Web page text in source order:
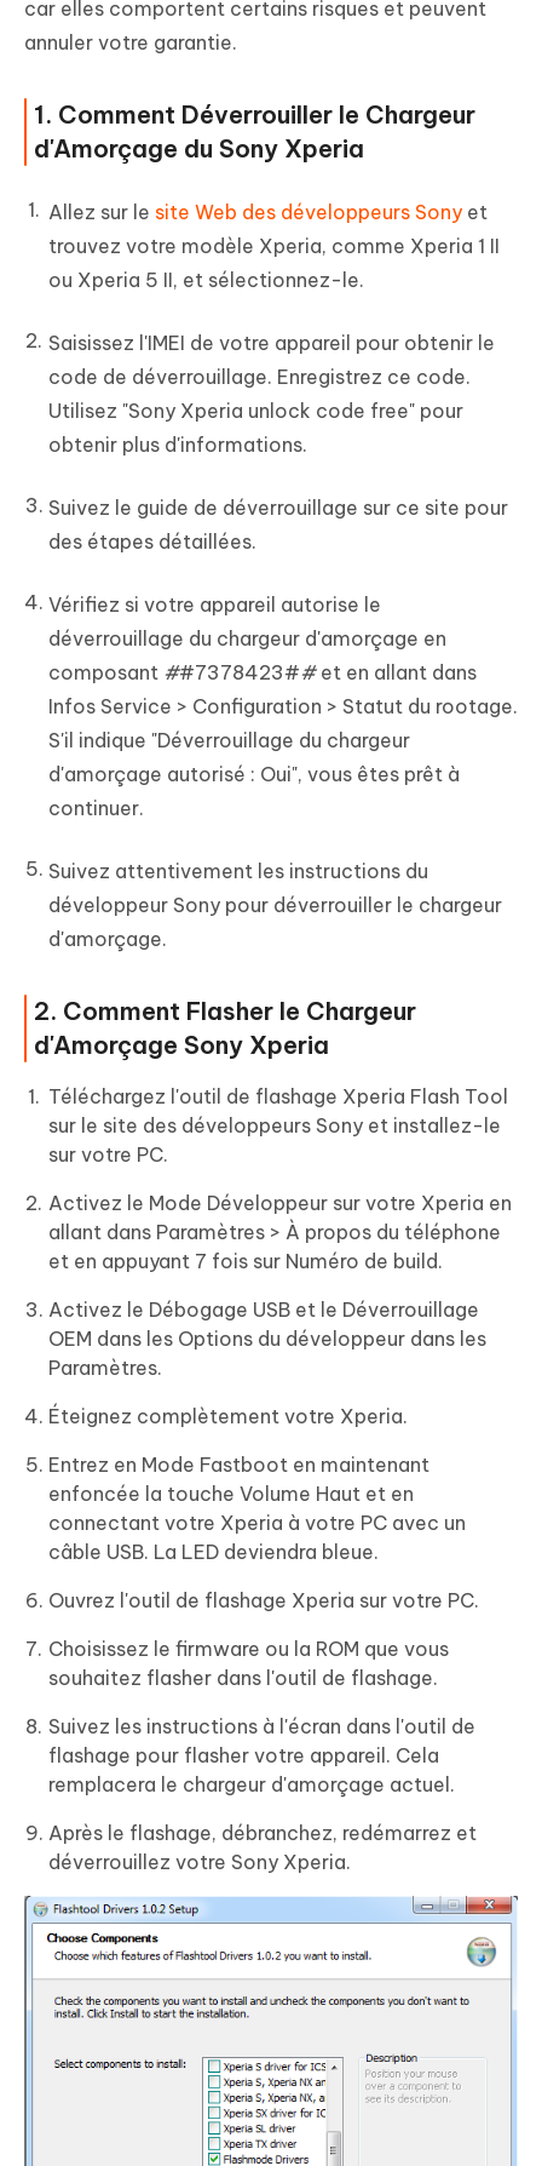
car elles comportent certains risques et peuvent
annuler votre garantie.
1. Comment Déverrouiller le Chargeur
d'Amorçage du Sony Xperia
Allez sur le site Web des développeurs Sony et
trouvez votre modèle Xperia, comme Xperia 1 II
ou Xperia 5 II, et sélectionnez-le.
Saisissez l'IMEI de votre appareil pour obtenir le
code de déverrouillage. Enregistrez ce code.
Utilisez "Sony Xperia unlock code free" pour
obtenir plus d'informations.
Suivez le guide de déverrouillage sur ce site pour
des étapes détaillées.
Vérifiez si votre appareil autorise le
déverrouillage du chargeur d'amorçage en
composant ##7378423##et en allant dans
Infos Service > Configuration > Statut du rootage.
S'il indique "Déverrouillage du chargeur
d'amorçage autorisé : Oui", vous êtes prêt à
continuer.
Suivez attentivement les instructions du
développeur Sony pour déverrouiller le chargeur
d'amorçage.
2. Comment Flasher le Chargeur
d'Amorçage Sony Xperia
Téléchargez l'outil de flashage Xperia Flash Tool
sur le site des développeurs Sony et installez-le
sur votre PC.
Activez le Mode Développeur sur votre Xperia en
allant dans Paramètres > À propos du téléphone
et en appuyant 7 fois sur Numéro de build.
Activez le Débogage USB et le Déverrouillage
OEM dans les Options du développeur dans les
Paramètres.
Éteignez complètement votre Xperia.
Entrez en Mode Fastboot en maintenant
enfoncée la touche Volume Haut et en
connectant votre Xperia à votre PC avec un
câble USB. La LED deviendra bleue.
Ouvrez l'outil de flashage Xperia sur votre PC.
Choisissez le firmware ou la ROM que vous
souhaitez flasher dans l'outil de flashage.
Suivez les instructions à l'écran dans l'outil de
flashage pour flasher votre appareil. Cela
remplacera le chargeur d'amorçage actuel.
Après le flashage, débranchez, redémarrez et
déverrouillez votre Sony Xperia.